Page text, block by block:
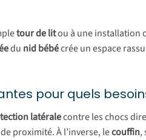
tour de litou à une installation
du nid bébécrée un espace
pour quels
latéralecontre les chocs
proximité. À l’inverse, lecouffin,